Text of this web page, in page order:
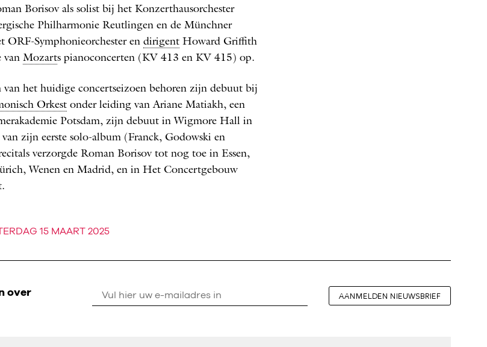
Borisov als solist bij het Konzerthaus­orchester
Philharmonie Reutlingen en de Münchner
ORF-­Symphonieorchester en dirigent Howard Griffith
van Mozarts pianoconcerten (KV 413 en KV 415) op.
het huidige concertseizoen behoren zijn debuut bij
Orkest onder leiding van Ar­iane Matiakh, een
Potsdam, zijn debuut in Wigmore Hall in
van zijn eerste solo-album (­Franck, Godowski en
verzorgde Roman Borisov tot nog toe in Essen,
Wenen en Madrid, en in Het ­Concertgebouw
15 MAART 2025
over
AANMELDEN NIEUWSBRIEF